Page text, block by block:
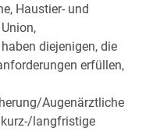
Haustier- und
diejenigen, die
erfüllen,
Augenärztliche
kurz-/langfristige